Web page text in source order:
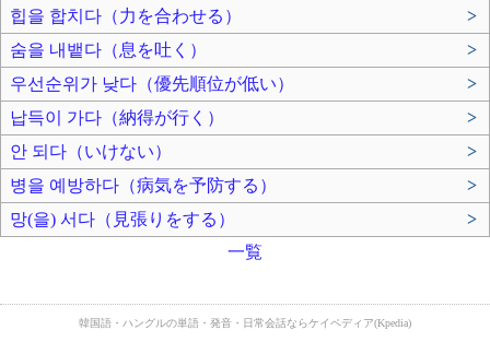
힙을 합치다（力を合わせる）
>
숨을 내뱉다（息を吐く）
>
우선순위가 낮다（優先順位が低い）
>
납득이 가다（納得が行く）
>
안 되다（いけない）
>
병을 예방하다（病気を予防する）
>
망(을) 서다（見張りをする）
>
一覧
韓国語・ハングルの単語・発音・日常会話ならケイペディア(Kpedia)